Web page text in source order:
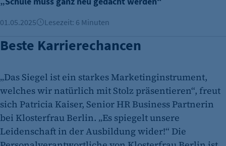
01.05.2025 Lesezeit: 6 Minuten
Beste Karrierechancen
„Das Siegel ist ein starkes Marketinginstrument,
welches wir natürlich mit Stolz präsentieren“, freut
sich Patricia Kaiser, Senior HR Business Partnerin
bei Klosterfrau Berlin. „Es spiegelt unsere
Leidenschaft in der Ausbildung wider!“ Die